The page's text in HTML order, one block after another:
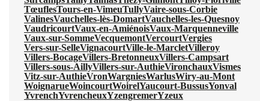
TœuflesTours-en-VimeuTullyVaire-sous-Corbie
ValinesVauchelles-lès-DomartVauchelles-les-Quesnoy
VaudricourtVaux-en-AmiénoisVaux-Marquenneville
Vaux-sur-SommeVecquemontVercourtVergies
Vers-sur-SelleVignacourtVille-le-MarcletVilleroy
Villers-BocageVillers-BretonneuxVillers-Campsart
Villers-sous-AillyVillers-sur-AuthieVironchauxVismes
Vitz-sur-AuthieVronWargniesWarlusWiry-au-Mont
WoignarueWoincourtWoirelYaucourt-BussusYonval
YvrenchYvrencheuxYzengremerYzeux